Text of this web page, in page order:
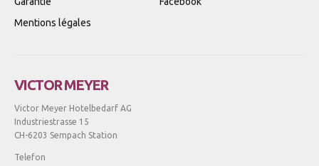
Mentions légales
VICTOR MEYER
Victor Meyer Hotelbedarf AG
Industriestrasse 15
CH-6203 Sempach Station
Telefon